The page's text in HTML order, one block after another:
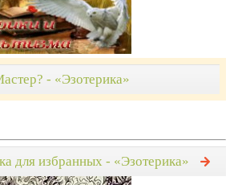
- «Эзотерика»
для избранных - «Эзотерика»